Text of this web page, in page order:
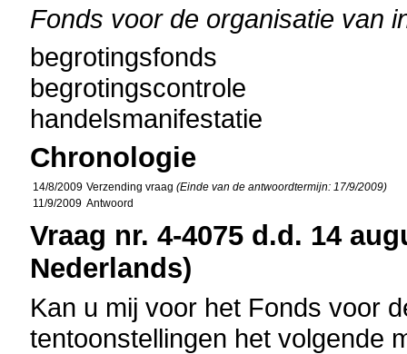
Fonds voor de organisatie van
begrotingsfonds
begrotingscontrole
handelsmanifestatie
Chronologie
14/8/2009 Verzending vraag(Einde van de antwoordtermijn: 17/9/2009)
11/9/2009 Antwoord
Vraag nr. 4-4075 d.d. 14
Nederlands)
Kan u mij voor het Fonds voor
tentoonstellingen het volgende